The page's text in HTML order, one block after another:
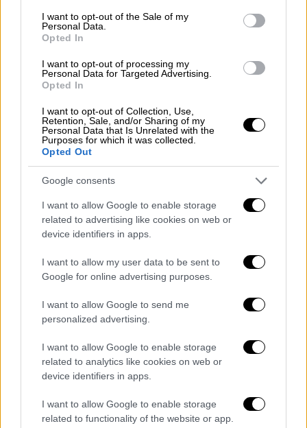
consent section.
I want to opt-out of the Sale of my
Personal Data.
Opted In
I want to opt-out of processing my
Personal Data for Targeted Advertising.
Opted In
I want to opt-out of Collection, Use,
Retention, Sale, and/or Sharing of my
Personal Data that Is Unrelated with the
Purposes for which it was collected.
Opted Out
Google consents
I want to allow Google to enable storage
related to advertising like cookies on web or
device identifiers in apps.
I want to allow my user data to be sent to
Google for online advertising purposes.
I want to allow Google to send me
personalized advertising.
I want to allow Google to enable storage
related to analytics like cookies on web or
device identifiers in apps.
I want to allow Google to enable storage
related to functionality of the website or app.
απόλυτα προσωπικό
, το δικό της στίγμα.
Κέρδισε, δίκαια και επάξια, την αγάπη του
μεγάλου κοινού, μέσα από τους ρόλους που
ενσάρκωσε σε επιτυχημένες παραγωγές της
τηλεόρασης. Κάτι που δεν πρέπει να
θέατρο, ως ερμηνεύτριας, αλλά και ως
συγγραφέα.
Απαράγραπτη παραμένει η ουσιαστική
συμβολή της στη σύλληψη και τη
συγκρότηση του "Ελεύθερου Θεάτρου".
Αυτού του πρωτοποριακού εγχειρήματος
που έστησαν τα νέα παιδιά, μόλις απόφοιτοι,
του Εθνικού, στις αρχές της δεκαετίας του
1970. Ορθώνοντας ανάστημα στη Χούντα, με
την "Ιστορία του Αλή Ρέτζο" και το "Και συ
χτενίζεσαι", παραστάσεις του «Ελεύθερου
Θεάτρου» στο 'Αλσος Παγκρατίου, που
υπήρξαν ανάσα ελευθερίας και ελπίδας μέσα
στην καταπίεση και την καταχνιά της
τυραννίας. Ενός εγχειρήματος στο οποίο η
πρωτοστάτησε,
όπως και στο διάδοχο σχήμα του, την